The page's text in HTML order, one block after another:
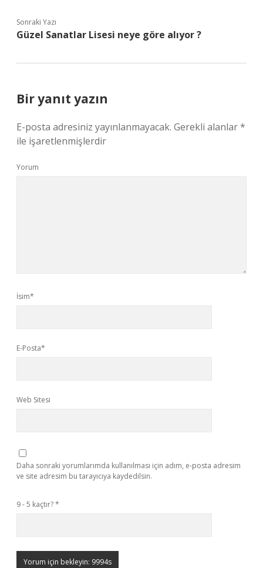
Sonraki Yazı
Güzel Sanatlar Lisesi neye göre alıyor ?
Bir yanıt yazın
E-posta adresiniz yayınlanmayacak. Gerekli alanlar*
ile işaretlenmişlerdir
Yorum
İsim*
E-Posta*
Web Sitesi
Daha sonraki yorumlarımda kullanılması için adım, e-posta adresim
ve site adresim bu tarayıcıya kaydedilsin.
9 - 5 kaçtır?*